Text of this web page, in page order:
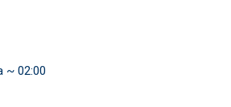
~ 02:00